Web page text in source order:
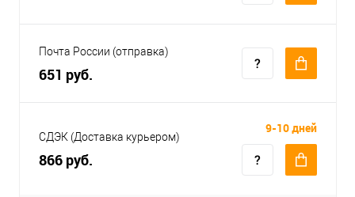
Почта России (отправка)
651 руб.
СДЭК (Доставка курьером)
866 руб.
9-10 дней